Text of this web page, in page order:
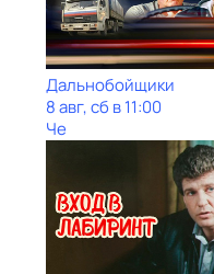
Дальнобойщики
8 авг, сб в 11:00
Че